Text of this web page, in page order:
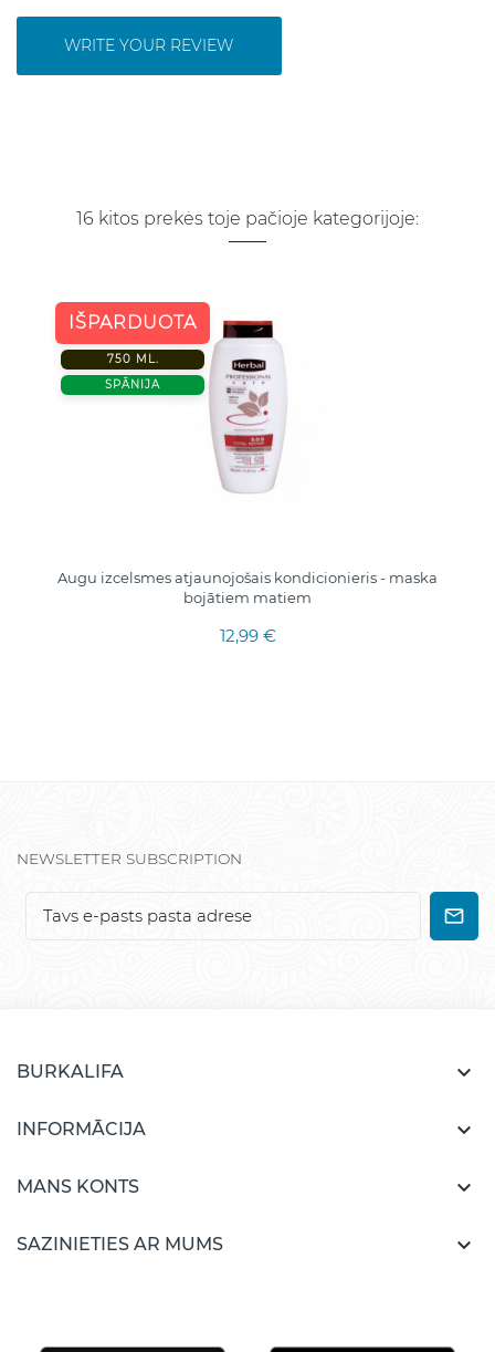
WRITE YOUR REVIEW
16 kitos prekės toje pačioje kategorijoje:
IŠPARDUOTA
750 ML.
SPĀNIJA
Augu izcelsmes atjaunojošais kondicionieris - maska
bojātiem matiem
12,99 €
NEWSLETTER SUBSCRIPTION
BURKALIFA 
INFORMĀCIJA 
MANS KONTS 
SAZINIETIES AR MUMS 